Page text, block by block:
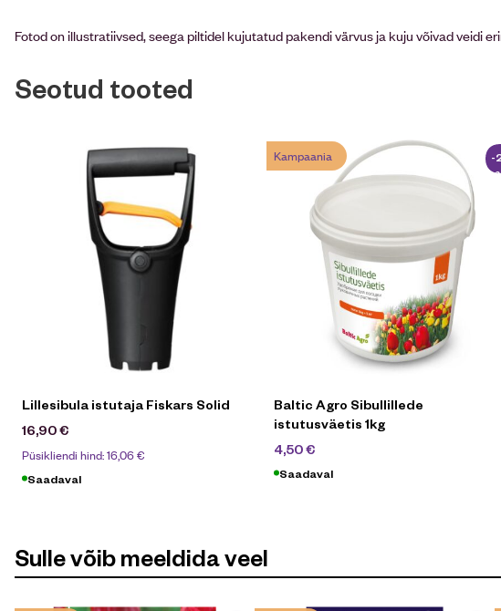
Fotod on illustratiivsed, seega piltidel kujutatud pakendi värvus ja kuju võivad veidi
Seotud tooted
Lillesibula istutaja Fiskars Solid
16,90€
Püsikliendi hind:16,06€
Saadaval
Kampaania
-
Baltic Agro Sibullillede
istutusväetis 1kg
4,50€
Saadaval
Sulle võib meeldida veel